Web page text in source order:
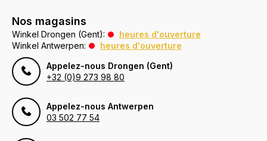
Nos magasins
Winkel Drongen (Gent):
heures d'ouverture
Winkel Antwerpen:
heures d'ouverture
Appelez-nous Drongen (Gent)
+32 (0)9 273 98 80
Appelez-nous Antwerpen
03 502 77 54